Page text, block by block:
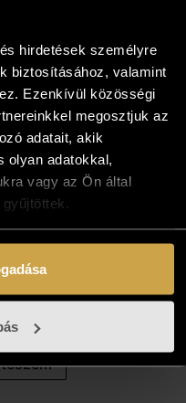
hirdetések személyre
biztosításához, valamint
Ezenkívül közösségi
megosztjuk az
adatait, akik
olyan adatokkal,
vagy az Ön által
- Háttal a
cm)
Ft